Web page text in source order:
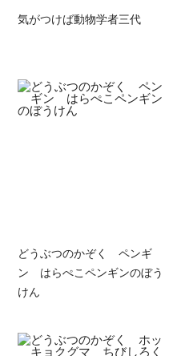
気がつけば動物学者三代
どうぶつのかぞく ペンギ
ン はらぺこペンギンのぼう
けん